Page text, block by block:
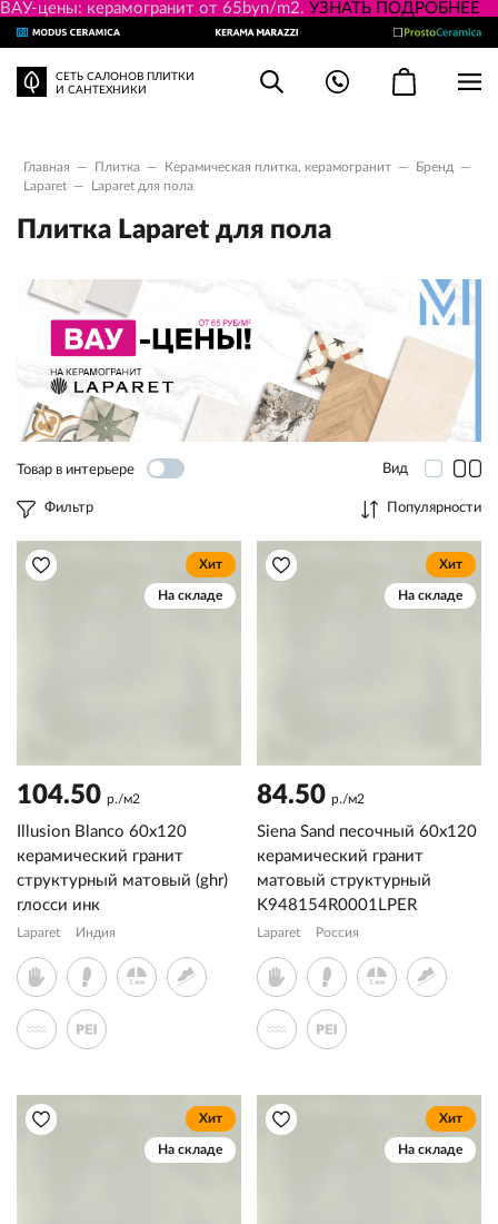
ВАУ-цены: керамогранит от 65byn/m2. УЗНАТЬ ПОДРОБНЕЕ
СЕТЬ САЛОНОВ ПЛИТКИ
И САНТЕХНИКИ
Главная — Плитка — Керамическая плитка, керамогранит — Бренд
—
Laparet — Laparet для пола
Плитка Laparet для пола
Популярности
Товар в интерьере Вид
Фильтр
Хит
На складе
104.50 р./м2
Illusion Blanco 60x120
керамический гранит
структурный матовый (ghr)
глосси инк
Laparet Индия
Хит
На складе
84.50 р./м2
Siena Sand песочный 60x120
керамический гранит
матовый структурный
K948154R0001LPER
Laparet Россия
Хит
На складе
Хит
На складе